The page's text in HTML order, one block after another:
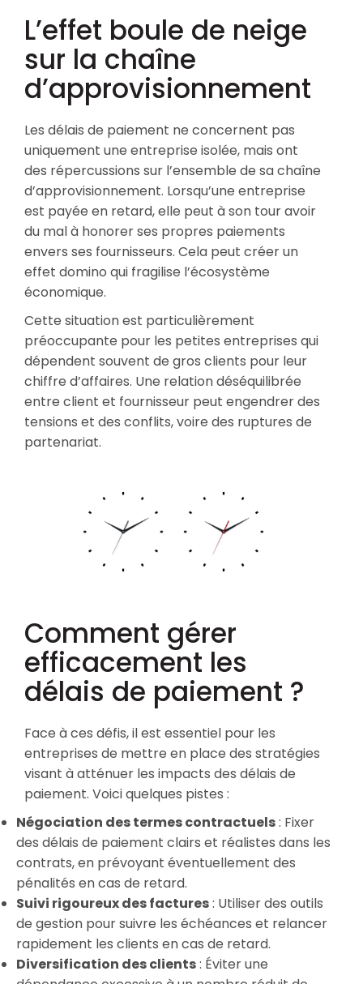
L’effet boule de neige
sur la chaîne
d’approvisionnement
Les délais de paiement ne concernent pas
uniquement une entreprise isolée, mais ont
des répercussions sur l’ensemble de sa chaîne
d’approvisionnement. Lorsqu’une entreprise
est payée en retard, elle peut à son tour avoir
du mal à honorer ses propres paiements
envers ses fournisseurs. Cela peut créer un
effet domino qui fragilise l’écosystème
économique.
Cette situation est particulièrement
préoccupante pour les petites entreprises qui
dépendent souvent de gros clients pour leur
chiffre d’affaires. Une relation déséquilibrée
entre client et fournisseur peut engendrer des
tensions et des conflits, voire des ruptures de
partenariat.
Comment gérer
efficacement les
délais de paiement ?
Face à ces défis, il est essentiel pour les
entreprises de mettre en place des stratégies
visant à atténuer les impacts des délais de
paiement. Voici quelques pistes :
Négociation des termes contractuels: Fixer
des délais de paiement clairs et réalistes dans les
contrats, en prévoyant éventuellement des
pénalités en cas de retard.
Suivi rigoureux des factures: Utiliser des outils
de gestion pour suivre les échéances et relancer
rapidement les clients en cas de retard.
Diversification des clients: Éviter une